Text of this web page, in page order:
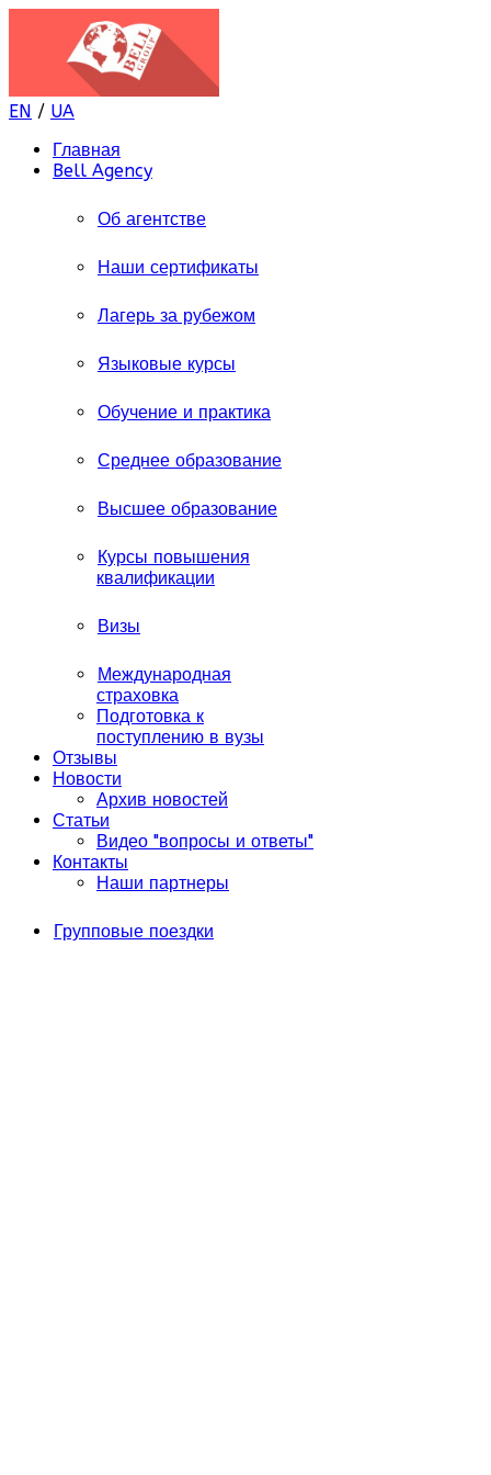
EN / UA
Главная
Bell Agency
Об агентстве
Наши сертификаты
Лагерь за рубежом
Языковые курсы
Обучение и практика
Среднее образование
Высшее образование
Курсы повышения
квалификации
Визы
Международная
страховка
Подготовка к
поступлению в вузы
Отзывы
Новости
Архив новостей
Статьи
Видео "вопросы и ответы"
Контакты
Наши партнеры
Групповые поездки